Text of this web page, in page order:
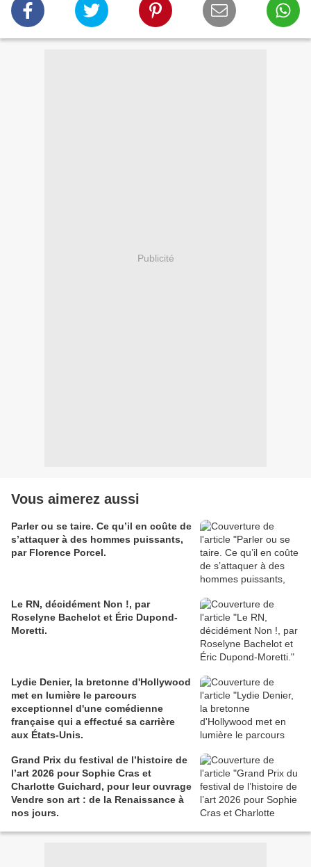
Publicité
Vous aimerez aussi
Parler ou se taire. Ce qu’il en coûte de
s’attaquer à des hommes puissants,
par Florence Porcel.
Le RN, décidément Non !, par
Roselyne Bachelot et Éric Dupond-
Moretti.
Lydie Denier, la bretonne d'Hollywood
met en lumière le parcours
exceptionnel d'une comédienne
française qui a effectué sa carrière
aux États-Unis.
Grand Prix du festival de l’histoire de
l’art 2026 pour Sophie Cras et
Charlotte Guichard, pour leur ouvrage
Vendre son art : de la Renaissance à
nos jours.